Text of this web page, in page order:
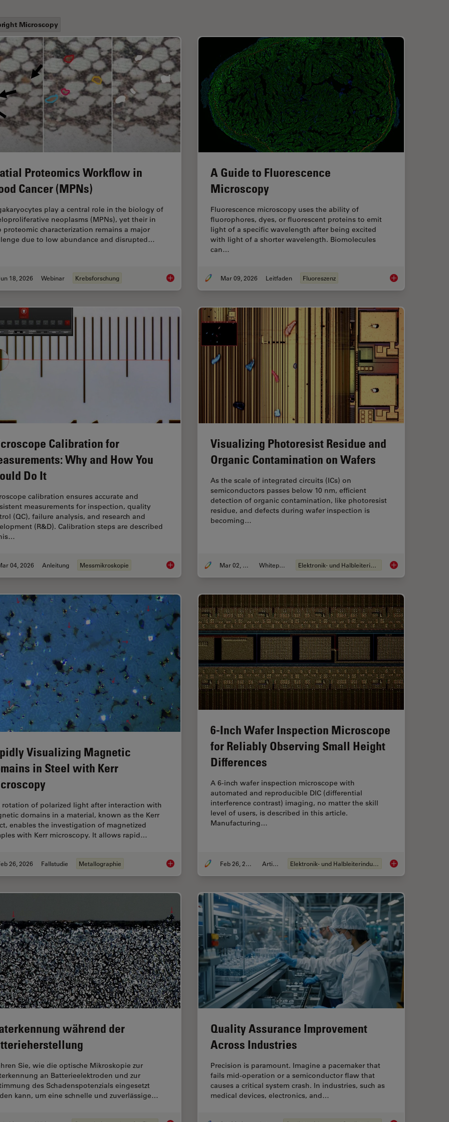
Microscopy
Proteomics Workflow in
Cancer (MPNs)
play a central role in the biology of
neoplasms (MPNs), yet their in
proteomic characterization remains a major
due to low abundance and disrupted…
18, 2026 Webinar Krebsforschung Spatial Proteomics Workflow in Blood Cancer (MPNs)
A Guide to Fluorescence
Microscopy
Fluorescence microscopy uses the ability of
fluorophores, dyes, or fluorescent proteins to emit
light of a specific wavelength after being excited
with light of a shorter wavelength. Biomolecules
can…
Mar 09, 2026 Leitfaden Fluoreszenz A Guide to
Calibration for
Why and How You
Do It
calibration ensures accurate and
measurements for inspection, quality
(QC), failure analysis, and research and
(R&D). Calibration steps are described
04, 2026 Anleitung Messmikroskopie Microscope Calibration for Measurements: Why and How You Should Do It
Visualizing Photoresist Residue and
Organic Contamination on Wafers
As the scale of integrated circuits (ICs) on
semiconductors passes below 10 nm, efficient
detection of organic contamination, like photoresist
residue, and defects during wafer inspection is
becoming…
Mar 02, 2026 Whitepaper Elektronik- und Halbleiterindustrie Visualizing
Visualizing Magnetic
in Steel with Kerr
rotation of polarized light after interaction with
domains in a material, known as the Kerr
enables the investigation of magnetized
with Kerr microscopy. It allows rapid…
26, 2026 Fallstudie Metallographie Rapidly Visualizing Magnetic Domains in Steel with Kerr Microscopy
6-Inch Wafer Inspection Microscope
for Reliably Observing Small Height
Differences
A 6-inch wafer inspection microscope with
automated and reproducible DIC (differential
interference contrast) imaging, no matter the skill
level of users, is described in this article.
Manufacturing…
Feb 26, 2026 Artikel Elektronik- und Halbleiterindustrie 6-Inch Wafer
während der
Sie, wie die optische Mikroskopie zur
an Batterieelektroden und zur
des Schadenspotenzials eingesetzt
kann, um eine schnelle und zuverlässige…
Quality Assurance Improvement
Across Industries
Precision is paramount. Imagine a pacemaker that
fails mid-operation or a semiconductor flaw that
causes a critical system crash. In industries, such as
medical devices, electronics, and…